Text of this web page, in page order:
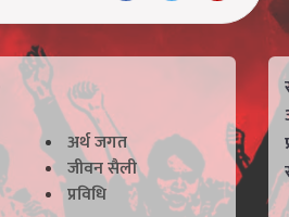
अर्थ जगत
जीवन सैली
प्रविधि